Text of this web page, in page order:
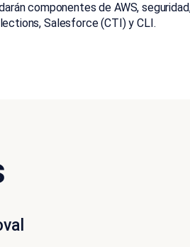
componentes de AWS,
, Salesforce (CTI) y CLI.